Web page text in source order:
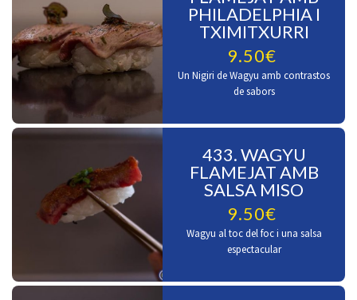
PHILADELPHIA I
TXIMITXURRI
9.50€
Un Nigiri de Wagyu amb contrastos
de sabors
433. WAGYU
FLAMEJAT AMB
SALSA MISO
9.50€
Wagyu al toc del foc i una salsa
espectacular